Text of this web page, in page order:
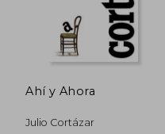
Ahí y Ahora
Julio Cortázar